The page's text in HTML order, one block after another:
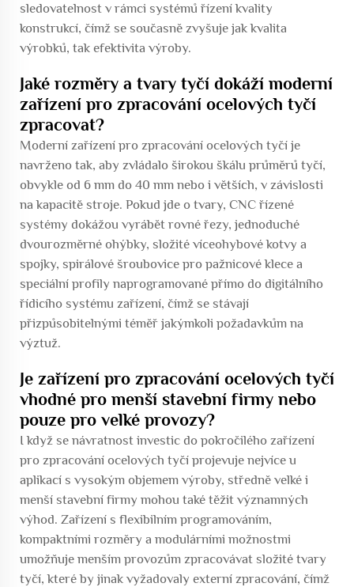
sledovatelnost v rámci systémů řízení kvality
konstrukcí, čímž se současně zvyšuje jak kvalita
výrobků, tak efektivita výroby.
Jaké rozměry a tvary tyčí dokáží moderní
zařízení pro zpracování ocelových tyčí
zpracovat?
Moderní zařízení pro zpracování ocelových tyčí je
navrženo tak, aby zvládalo širokou škálu průměrů tyčí,
obvykle od 6 mm do 40 mm nebo i větších, v závislosti
na kapacitě stroje. Pokud jde o tvary, CNC řízené
systémy dokážou vyrábět rovné řezy, jednoduché
dvourozměrné ohýbky, složité víceohybové kotvy a
spojky, spirálové šroubovice pro pažnicové klece a
speciální profily naprogramované přímo do digitálního
řídicího systému zařízení, čímž se stávají
přizpůsobitelnými téměř jakýmkoli požadavkům na
výztuž.
Je zařízení pro zpracování ocelových tyčí
vhodné pro menší stavební firmy nebo
pouze pro velké provozy?
I když se návratnost investic do pokročilého zařízení
pro zpracování ocelových tyčí projevuje nejvíce u
aplikací s vysokým objemem výroby, středně velké i
menší stavební firmy mohou také těžit významných
výhod. Zařízení s flexibilním programováním,
kompaktními rozměry a modulárními možnostmi
umožňuje menším provozům zpracovávat složité tvary
tyčí, které by jinak vyžadovaly externí zpracování, čímž